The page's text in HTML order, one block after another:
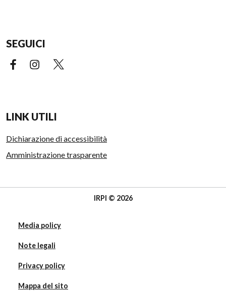
SEGUICI
Facebook (link esterno)
Instagram (link esterno)
LINK UTILI
Dichiarazione di accessibilità
Amministrazione trasparente
IRPI © 2026
Media policy
Note legali
Privacy policy
Mappa del sito